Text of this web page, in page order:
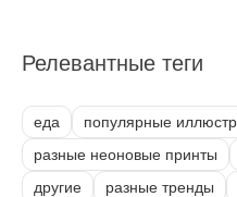
Релевантные теги
еда популярные
разные неоновые принты
другие
разные тренды